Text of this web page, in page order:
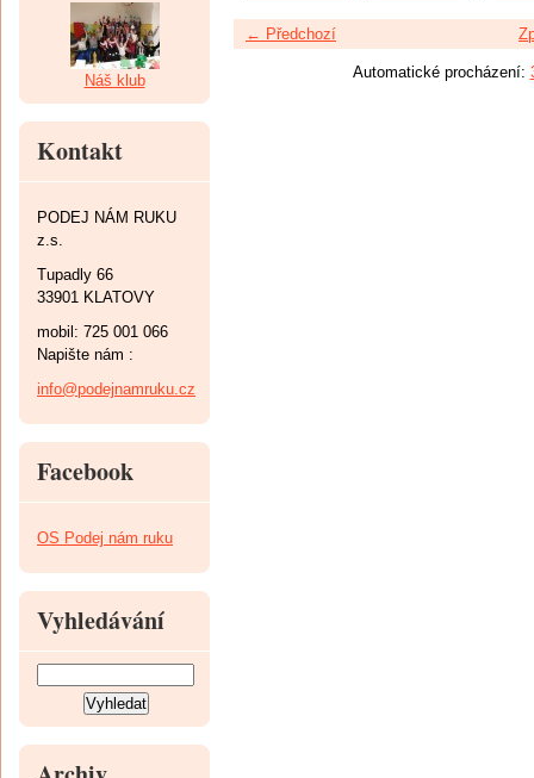
← Předchozí
Automatické procházení:
Náš klub
Kontakt
PODEJ NÁM RUKU
z.s.
Tupadly 66
33901 KLATOVY
mobil: 725 001 066
Napište nám :
info@podejnamruku.cz
Facebook
OS Podej nám ruku
Vyhledávání